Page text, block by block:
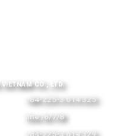
CO., LTD.
+84-225-3 614 325
line /6/7/8
+84-225-3 614 329